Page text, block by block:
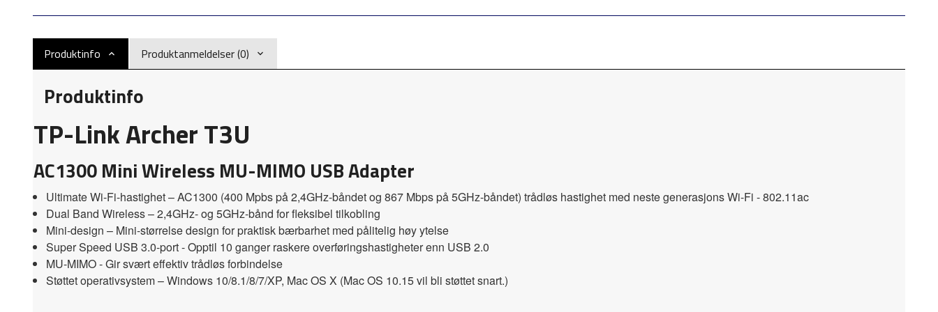
Produktinfo Produktanmeldelser (0)
Produktinfo
TP-Link Archer T3U
AC1300 Mini Wireless MU-MIMO USB Adapter
Ultimate Wi-Fi-hastighet – AC1300 (400 Mpbs på 2,4GHz-båndet og 867 Mbps på 5GHz-båndet) trådløs hastighet med neste generasjons Wi-Fi - 802.11ac
Dual Band Wireless – 2,4GHz- og 5GHz-bånd for fleksibel tilkobling
Mini-design – Mini-størrelse design for praktisk bærbarhet med pålitelig høy ytelse
Super Speed USB 3.0-port - Opptil 10 ganger raskere overføringshastigheter enn USB 2.0
MU-MIMO - Gir svært effektiv trådløs forbindelse
Støttet operativsystem – Windows 10/8.1/8/7/XP, Mac OS X (Mac OS 10.15 vil bli støttet snart.)